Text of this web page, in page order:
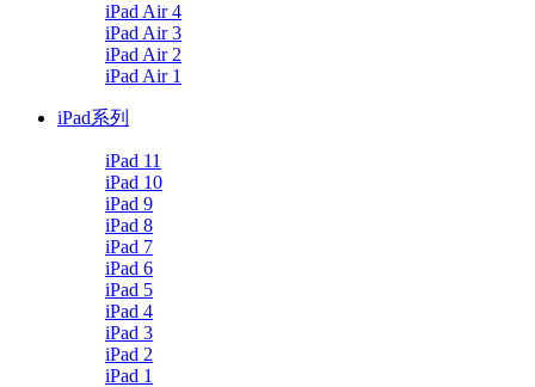
iPad Air 4
iPad Air 3
iPad Air 2
iPad Air 1
iPad系列
iPad 11
iPad 10
iPad 9
iPad 8
iPad 7
iPad 6
iPad 5
iPad 4
iPad 3
iPad 2
iPad 1